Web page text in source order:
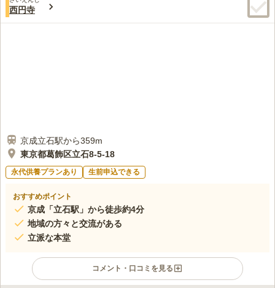
西円寺
京成立石駅から359m
東京都葛飾区立石8-5-18
永代供養プランあり 生前申込できる
おすすめポイント
京成「立石駅」から徒歩約4分
地域の方々と交流がある
立派な本堂
コメント・口コミを見る